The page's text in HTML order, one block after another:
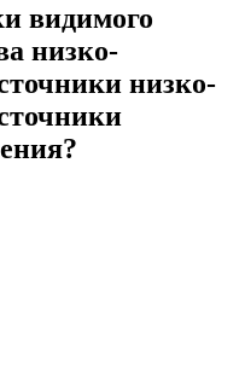
видимого
низко-
низко-